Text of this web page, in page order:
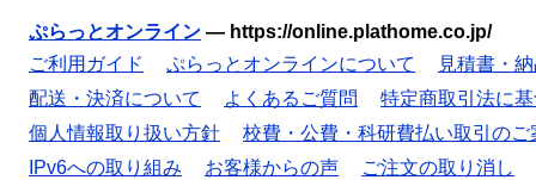
ぷらっとオンライン — https://online.plathome.co.jp/
ご利用ガイド
ぷらっとオンラインについて
見積書・
配送・決済について
よくあるご質問
特定商取引法に
個人情報取り扱い方針
校費・公費・科研費払い取引のご
IPv6への取り組み
お客様からの声 ご注文の取り消し